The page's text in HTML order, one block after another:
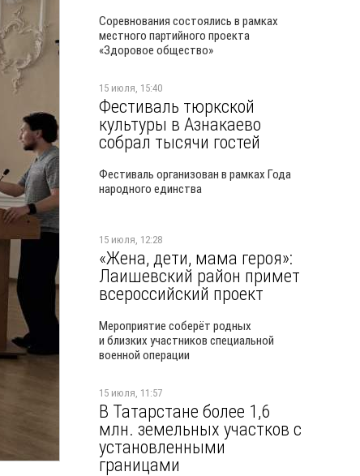
Соревнования состоялись в рамках
местного партийного проекта
«Здоровое общество»
15 июля, 15:40
Фестиваль тюркской
культуры в Азнакаево
собрал тысячи гостей
Фестиваль организован в рамках Года
народного единства
15 июля, 12:28
«Жена, дети, мама героя»:
Лаишевский район примет
всероссийский проект
Мероприятие соберёт родных
и близких участников специальной
военной операции
15 июля, 11:57
В Татарстане более 1,6
млн. земельных участков с
установленными
границами